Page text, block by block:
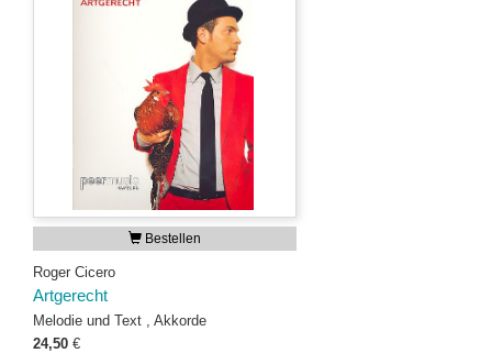
Bestellen
Roger Cicero
Artgerecht
Melodie und Text , Akkorde
24,50 €